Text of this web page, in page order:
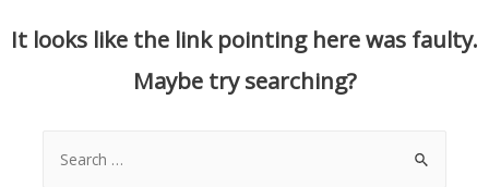
It looks like the link pointing here was faulty.
Maybe try searching?